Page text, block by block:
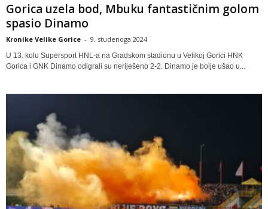
Gorica uzela bod, Mbuku fantastičnim golom
spasio Dinamo
Kronike Velike Gorice - 9. studenoga 2024
U 13. kolu Supersport HNL-a na Gradskom stadionu u Velikoj Gorici HNK
Gorica i GNK Dinamo odigrali su neriješeno 2-2. Dinamo je bolje ušao u...